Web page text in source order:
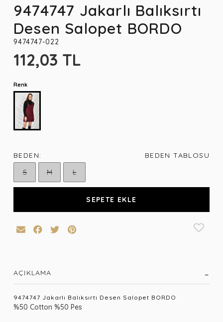
9474747 Jakarlı Balıksırtı
Desen Salopet BORDO
9474747-022
112,03 TL
Renk
BEDEN:
BEDEN TABLOSU
S
M L
SEPETE EKLE
AÇIKLAMA
9474747 Jakarlı Balıksırtı Desen Salopet BORDO
%50 Cotton %50 Pes